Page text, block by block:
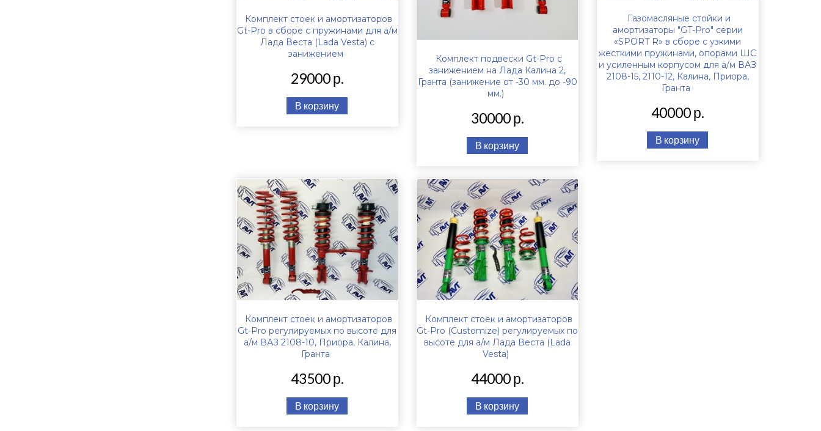
Комплект стоек и амортизаторов
Gt-Pro в сборе с пружинами для а/м
Лада Веста (Lada Vesta) с
занижением
29000 р.
В корзину
Комплект подвески Gt-Pro с
занижением на Лада Калина 2,
Гранта (занижение от -30 мм. до -90
мм.)
30000 р.
В корзину
Газомасляные стойки и
амортизаторы "GT-Pro" серии
«SPORT R» в сборе с узкими
жесткими пружинами, опорами ШС
и усиленным корпусом для а/м ВАЗ
2108-15, 2110-12, Калина, Приора,
Гранта
40000 р.
В корзину
Комплект стоек и амортизаторов
Gt-Pro регулируемых по высоте для
а/м ВАЗ 2108-10, Приора, Калина,
Гранта
43500 р.
В корзину
Комплект стоек и амортизаторов
Gt-Pro (Customize) регулируемых по
высоте для а/м Лада Веста (Lada
Vesta)
44000 р.
В корзину